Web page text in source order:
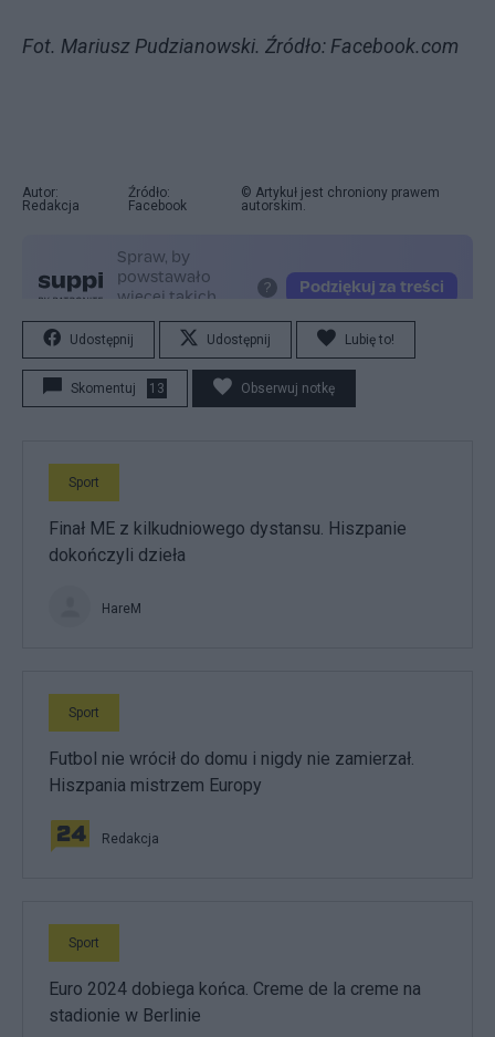
Fot. Mariusz Pudzianowski. Źródło: Facebook.com
Autor:
Redakcja
Źródło:
Facebook
© Artykuł jest chroniony prawem
autorskim.
Udostępnij Udostępnij Lubię to!
Skomentuj 13 Obserwuj notkę
Sport
Finał ME z kilkudniowego dystansu. Hiszpanie
dokończyli dzieła
HareM
Sport
Futbol nie wrócił do domu i nigdy nie zamierzał.
Hiszpania mistrzem Europy
Redakcja
Sport
Euro 2024 dobiega końca. Creme de la creme na
stadionie w Berlinie